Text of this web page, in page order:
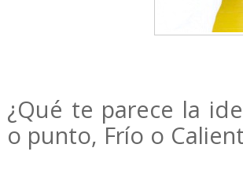
¿Qué te parece la
o punto, Frío o